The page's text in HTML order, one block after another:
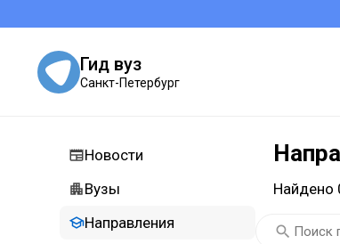
Гид вуз
Санкт-Петербург
Новости
Вузы
Направления
Найдено